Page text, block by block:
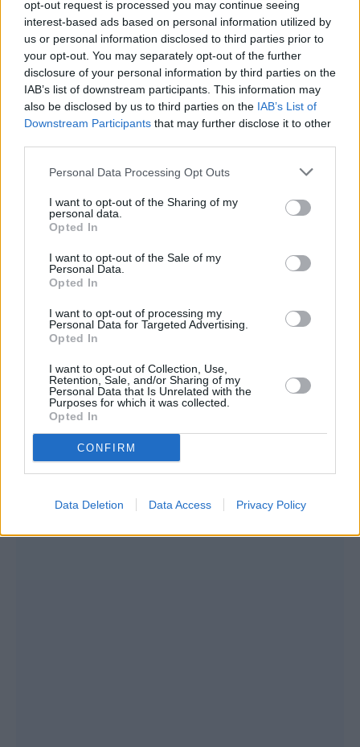
opt-out request is processed you may continue seeing
interest-based ads based on personal information utilized by
us or personal information disclosed to third parties prior to
your opt-out. You may separately opt-out of the further
disclosure of your personal information by third parties on the
IAB’s list of downstream participants. This information may
also be disclosed by us to third parties on the IAB’s List of
Downstream Participants that may further disclose it to other
Personal Data Processing Opt Outs
I want to opt-out of the Sharing of my
personal data.
Opted In
I want to opt-out of the Sale of my
Personal Data.
Opted In
I want to opt-out of processing my
Personal Data for Targeted Advertising.
Opted In
I want to opt-out of Collection, Use,
Retention, Sale, and/or Sharing of my
Personal Data that Is Unrelated with the
Purposes for which it was collected.
Opted In
CONFIRM
Data Deletion Data Access Privacy Policy
5. Αερισμός
Ανοίξτε τα παράθυρα και την πόρτα της
κουζίναςγια να εξαερίσετε το χώρο. Ο
καθαρός αέρας θα βοηθήσει στην
Πώς να εξαφανίσετε τη
μυρωδιά της τηγανίλας από την
κουζίνα σας
Καθαρίστε καλά το
μαγείρεμα. Σκουπίστε τυχόν πιτσιλιές από το
ψάριστους πάγκους και στα
ντουλάπια. Φροντίστε ο απορροφητήρας να
λειτουργεί σωστά κατά τη διάρκεια του
τηγανίσματος.